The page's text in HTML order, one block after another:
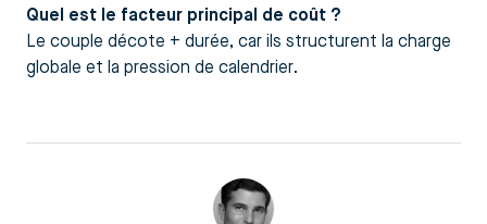
Quel est le facteur principal de coût ?
Le couple décote + durée, car ils structurent la charge
globale et la pression de calendrier.